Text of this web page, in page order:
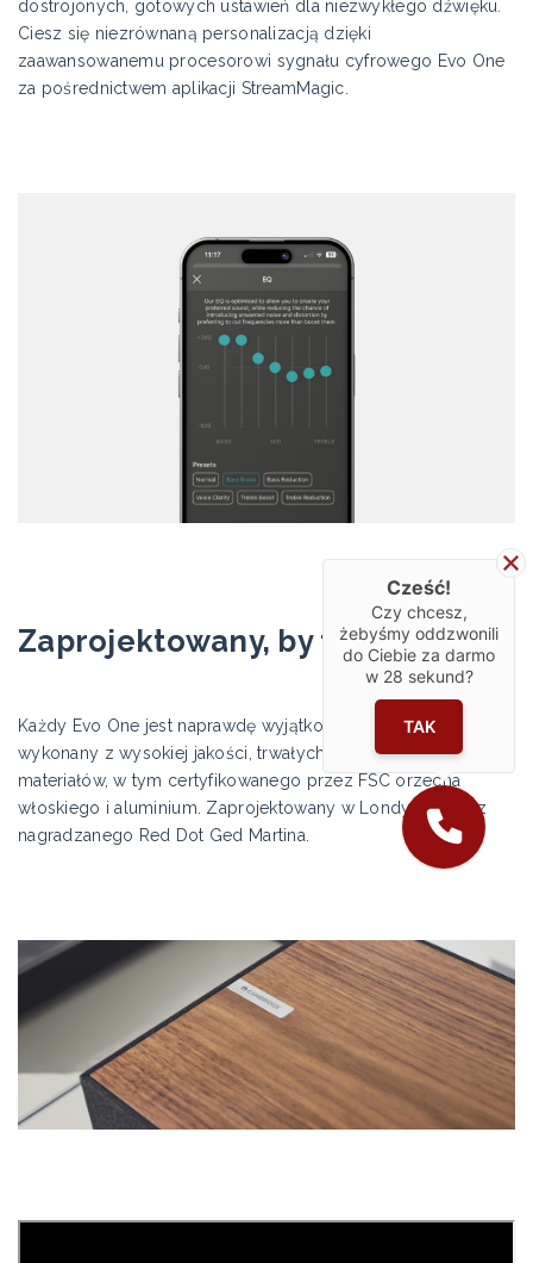
dostrojonych, gotowych ustawień dla niezwykłego dźwięku.
Ciesz się niezrównaną personalizacją dzięki
zaawansowanemu procesorowi sygnału cyfrowego Evo One
za pośrednictwem aplikacji StreamMagic.
Zaprojektowany, by trwać
Każdy Evo One jest naprawdę wyjątkowy i starannie
wykonany z wysokiej jakości, trwałych i zrównoważonych
materiałów, w tym certyfikowanego przez FSC orzecha
włoskiego i aluminium. Zaprojektowany w Londynie przez
nagradzanego Red Dot Ged Martina.
Cześć!
Czy chcesz,
żebyśmy oddzwonili
do Ciebie za darmo
w 28 sekund?
TAK